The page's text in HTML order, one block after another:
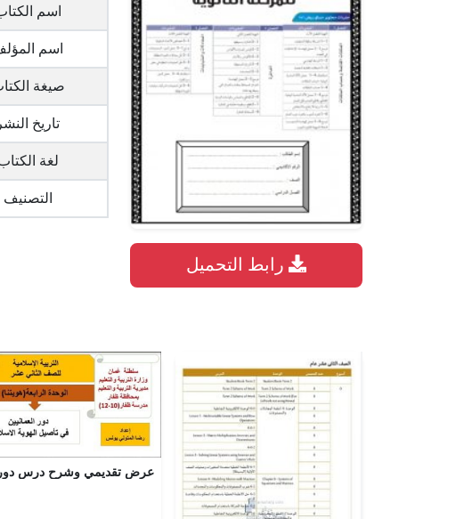
اسم
اسم
صيغة
تاريخ النشر
لغة
التصنيف